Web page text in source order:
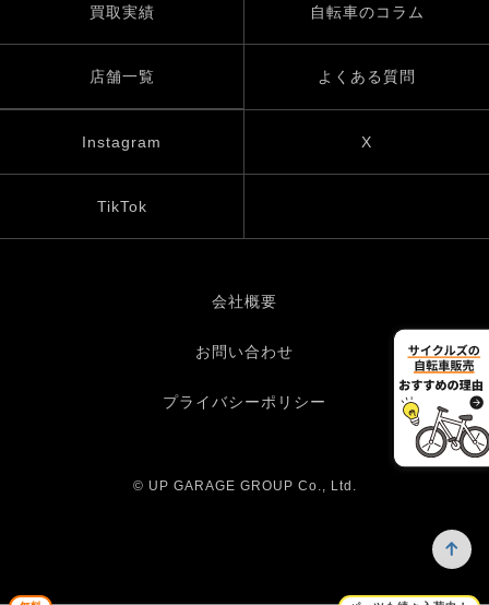
買取実績 自転車のコラム
店舗一覧 よくある質問
Instagram X
TikTok
会社概要
お問い合わせ
プライバシーポリシー
© UP GARAGE GROUP Co., Ltd.